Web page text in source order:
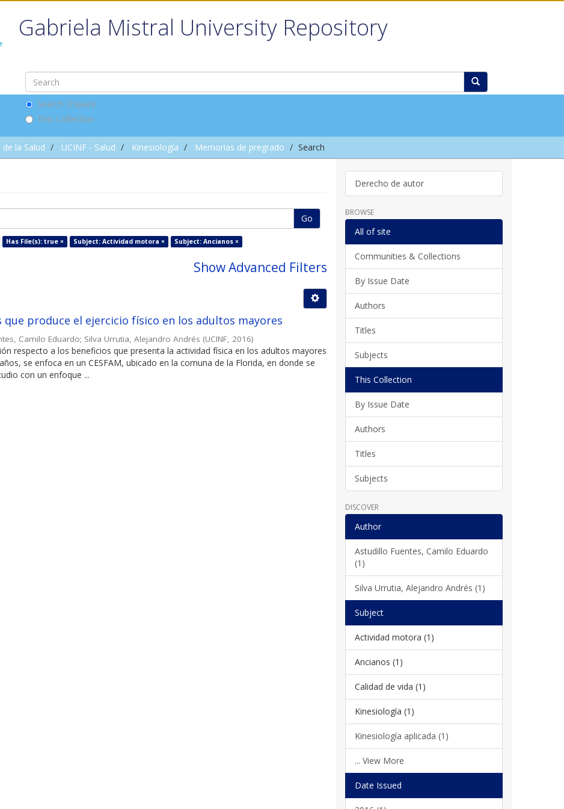
Gabriela Mistral University Repository
Search DSpace
This Collection
de la Salud UCINF - Salud Kinesiología Memorias de pregrado Search
Go
Has File(s): true × Subject: Actividad motora × Subject: Ancianos ×
Show Advanced Filters
que produce el ejercicio físico en los adultos mayores
Camilo Eduardo; Silva Urrutia, Alejandro Andrés (UCINF 2016)
respecto a los beneficios que presenta la actividad física en los adultos mayores
se enfoca en un CESFAM, ubicado en la comuna de la Florida, en donde se
con un enfoque ...
Derecho de autor
BROWSE
All of site
Communities & Collections
By Issue Date
Authors
Titles
Subjects
This Collection
By Issue Date
Authors
Titles
Subjects
DISCOVER
Author
Astudillo Fuentes, Camilo Eduardo
(1)
Silva Urrutia, Alejandro Andrés (1)
Subject
Actividad motora (1)
Ancianos (1)
Calidad de vida (1)
Kinesiología (1)
Kinesiología aplicada (1)
... View More
Date Issued